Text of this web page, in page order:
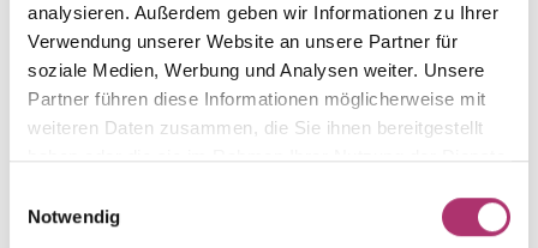
analysieren. Außerdem geben wir Informationen zu Ihrer
Verwendung unserer Website an unsere Partner für
soziale Medien, Werbung und Analysen weiter. Unsere
Partner führen diese Informationen möglicherweise mit
weiteren Daten zusammen, die Sie ihnen bereitgestellt
haben oder die sie im Rahmen Ihrer Nutzung der Dienste
Notwendig
Nicht auf Lager
Ohrstecker · K11236G
First Love · Ohrschmuck · Gelbgold 585 · Brillant
0,06ct H/P
First Love · Ring · Weißgold 585 · Brillant 0,04ct